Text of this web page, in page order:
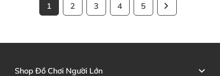
1 2 3 4 5
Shop Đồ Chơi Người Lớn